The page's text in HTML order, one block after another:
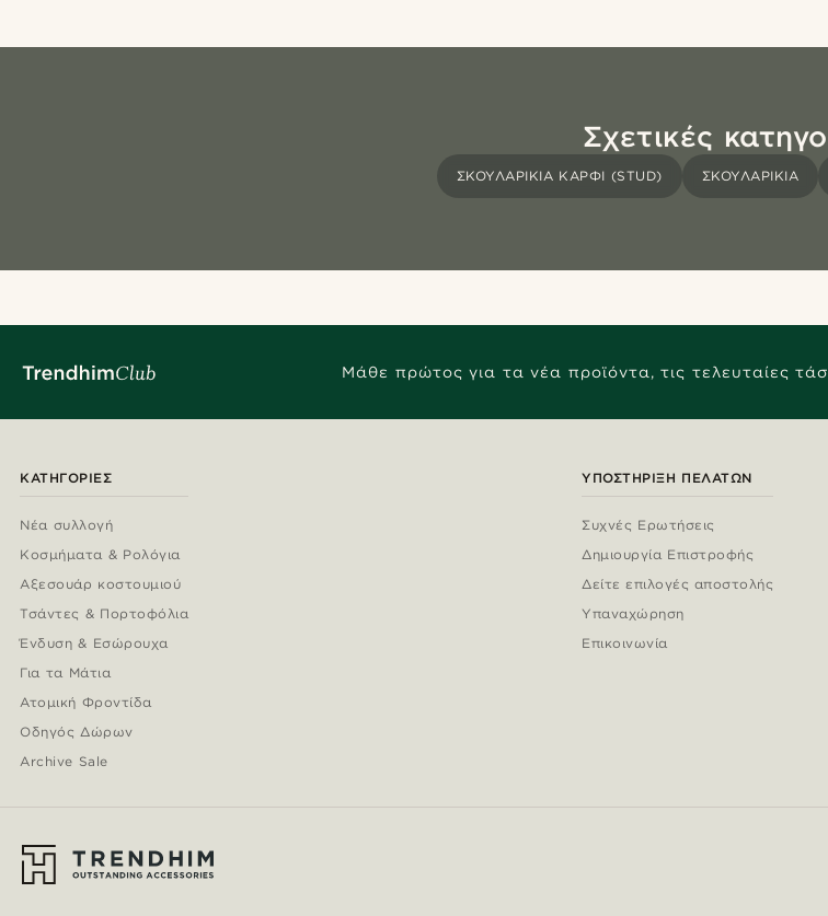
Σχετικές
ΣΚΟΥΛΑΡΊΚΙΑ ΚΑΡΦΊ (STUD) ΣΚΟΥΛΑΡΊΚΙΑ
Μάθε πρώτος για τα νέα προϊόντα, τις τελευταίες
ΚΑΤΗΓΟΡΊΕΣ
Νέα συλλογή
Κοσμήματα & Ρολόγια
Αξεσουάρ κοστουμιού
Τσάντες & Πορτοφόλια
Ένδυση & Εσώρουχα
Για τα Μάτια
Ατομική Φροντίδα
Οδηγός Δώρων
Archive Sale
ΥΠΟΣΤΉΡΙΞΗ ΠΕΛΑΤΏΝ
Συχνές Ερωτήσεις
Δημιουργία Επιστροφής
Δείτε επιλογές αποστολής
Υπαναχώρηση
Επικοινωνία